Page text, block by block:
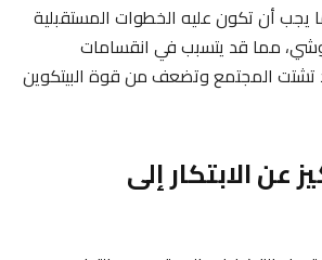
يجب أن تكون عليه الخطوات المستقبلية
مما قد يتسبب في انقسامات
تشتت المجتمع وتضعف من قوة البيتكوين
عن الابتكار إلى